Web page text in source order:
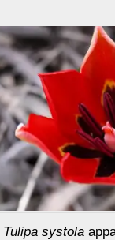
Tulipa systola